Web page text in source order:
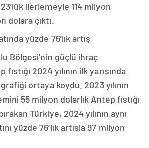
ilerlemeyle 114 milyon
dolara çıktı.
yüzde 76’lık artış
Bölgesi’nin güçlü ihraç
2024 yılının ilk yarısında
ortaya koydu. 2023 yılının
55 milyon dolarlık Antep fıstığı
Türkiye, 2024 yılının aynı
yüzde 76’lık artışla 97 milyon